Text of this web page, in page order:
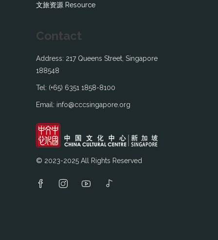
文旅资源 Resource
Contact
Address: 217 Queens Street, Singapore
188548
Tel: (+65) 6351 1858-8100
Email: info@cccsingapore.org
© 2023-2025 All Rights Reserved